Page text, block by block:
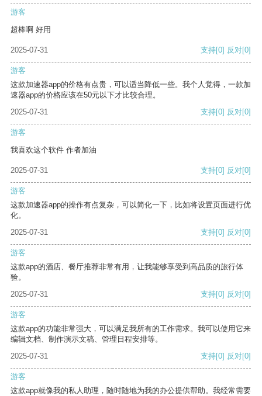
游客
超棒啊 好用
2025-07-31 支持[0] 反对[0]
游客
这款加速器app的价格有点贵，可以适当降低一些。我个人觉得，一款加
速器app的价格应该在50元以下才比较合理。
2025-07-31
支持[0] 反对[0]
游客
我喜欢这个软件 作者加油
2025-07-31 支持[0] 反对[0]
游客
这款加速器app的操作有点复杂，可以简化一下，比如将设置页面进行优
化。
2025-07-31
支持[0] 反对[0]
游客
这款app的酒店、餐厅推荐非常有用，让我能够享受到高品质的旅行体
验。
2025-07-31
支持[0] 反对[0]
游客
这款app的功能非常强大，可以满足我所有的工作需求。我可以使用它来
编辑文档、制作演示文稿、管理日程安排等。
2025-07-31
支持[0] 反对[0]
游客
这款app就像我的私人助理，随时随地为我的办公提供帮助。我经常需要